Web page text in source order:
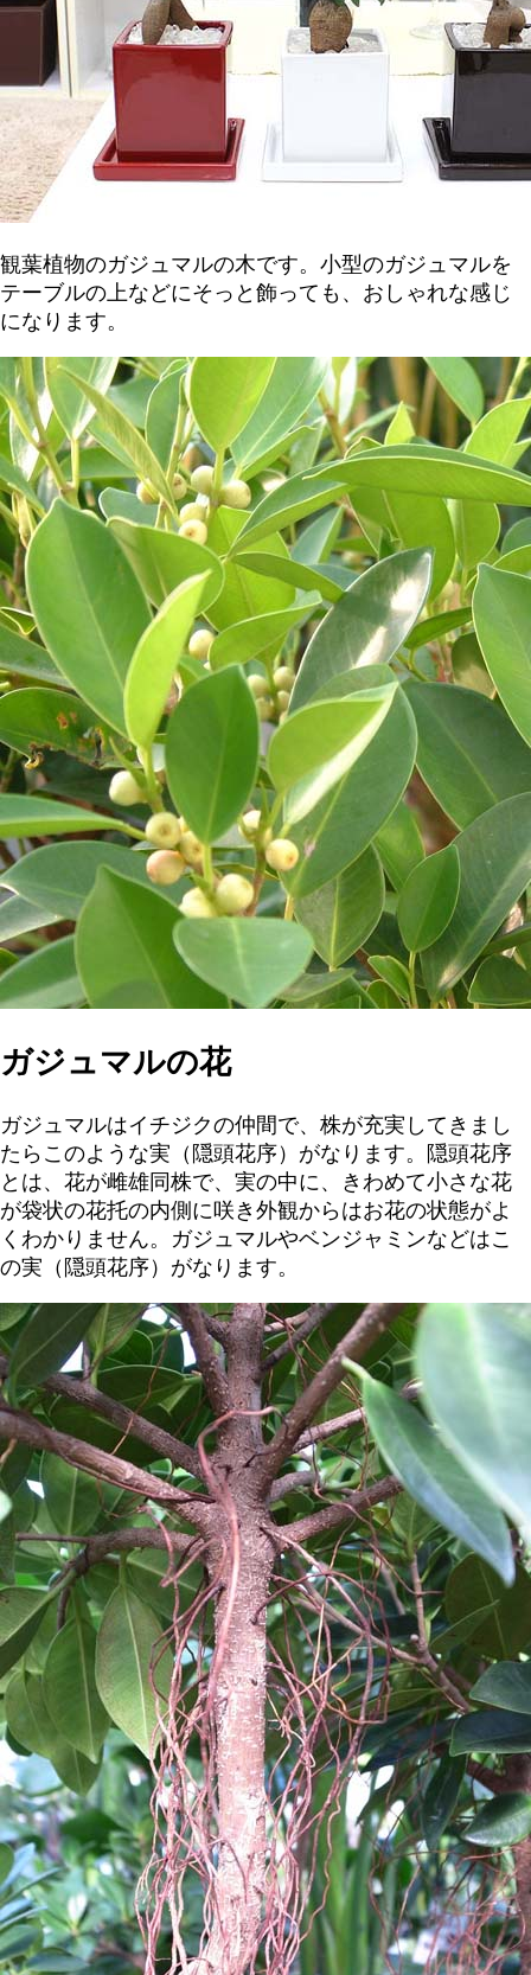
観葉植物のガジュマルの木です。小型のガジュマルを
テーブルの上などにそっと飾っても、おしゃれな感じ
になります。
ガジュマルの花
ガジュマルはイチジクの仲間で、株が充実してきまし
たらこのような実（隠頭花序）がなります。隠頭花序
とは、花が雌雄同株で、実の中に、きわめて小さな花
が袋状の花托の内側に咲き外観からはお花の状態がよ
くわかりません。ガジュマルやベンジャミンなどはこ
の実（隠頭花序）がなります。